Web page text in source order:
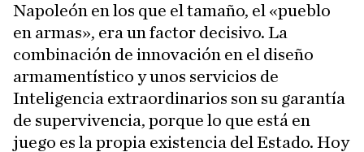
Napoleón en los que el tamaño, el «pueblo
en armas», era un factor decisivo. La
combinación de innovación en el diseño
armamentístico y unos servicios de
Inteligencia extraordinarios son su garantía
de supervivencia, porque lo que está en
juego es la propia existencia del Estado. Hoy